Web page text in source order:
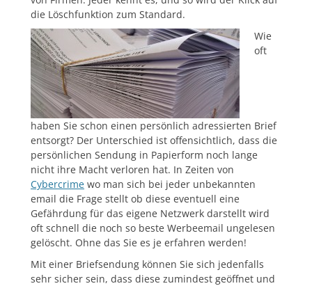
die Löschfunktion zum Standard.
Wie
oft
haben Sie schon einen persönlich adressierten Brief
entsorgt? Der Unterschied ist offensichtlich, dass die
persönlichen Sendung in Papierform noch lange
nicht ihre Macht verloren hat. In Zeiten von
Cybercrime wo man sich bei jeder unbekannten
email die Frage stellt ob diese eventuell eine
Gefährdung für das eigene Netzwerk darstellt wird
oft schnell die noch so beste Werbeemail ungelesen
gelöscht. Ohne das Sie es je erfahren werden!
Mit einer Briefsendung können Sie sich jedenfalls
sehr sicher sein, dass diese zumindest geöffnet und